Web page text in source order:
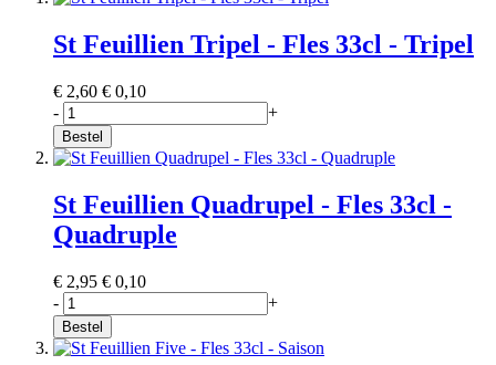
St Feuillien Tripel - Fles 33cl - Tripel
€ 2,60 € 0,10
-
+
Bestel
St Feuillien Quadrupel - Fles 33cl -
Quadruple
€ 2,95 € 0,10
-
+
Bestel